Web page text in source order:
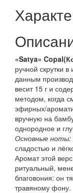
«Satya»
ручной скрутки
данным
весит 15 г и
методом, когда
эфирных/
вручную на
однородное и
Основные ноты:
сладостью и
Аромат этой
ритуальный,
благовония: он
травяному фону.